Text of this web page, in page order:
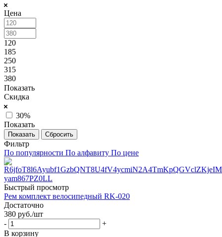
Цена
120
185
250
315
380
Показать
Скидка
30%
Показать
Сбросить
Фильтр
По популярности По алфавиту По цене
Быстрый просмотр
Рем комплект велосипедный RK-020
Достаточно
380 руб./шт
-
+
В корзину